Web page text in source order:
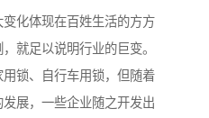
化体现在百姓生活的方方
就足以说明行业的巨变。
锁、自行车用锁，但随着
展，一些企业随之开发出